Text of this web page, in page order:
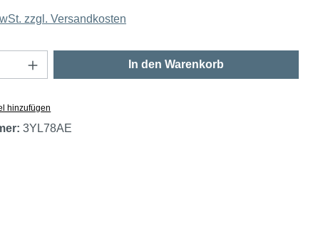
zzgl. Versandkosten
Gib den gewünschten Wert ein
In den Warenkorb
hinzufügen
3YL78AE